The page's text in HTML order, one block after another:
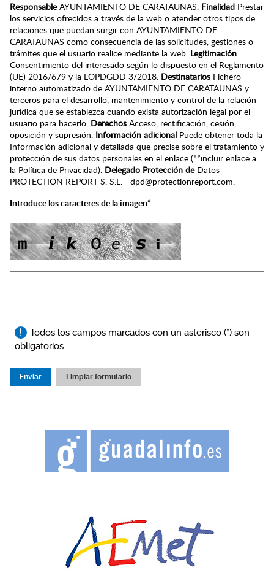
ResponsableAYUNTAMIENTO DE CARATAUNAS. Finalidad Prestar
los servicios ofrecidos a través de la web o atender otros tipos de
relaciones que puedan surgir con AYUNTAMIENTO DE
CARATAUNAS como consecuencia de las solicitudes, gestiones o
trámites que el usuario realice mediante la web. Legitimación
Consentimiento del interesado según lo dispuesto en el Reglamento
(UE) 2016/679 y la LOPDGDD 3/2018. Destinatarios Fichero
interno automatizado de AYUNTAMIENTO DE CARATAUNAS y
terceros para el desarrollo, mantenimiento y control de la relación
jurídica que se establezca cuando exista autorización legal por el
usuario para hacerlo. Derechos Acceso, rectificación, cesión,
oposición y supresión. Información adicional Puede obtener toda la
Información adicional y detallada que precise sobre el tratamiento y
protección de sus datos personales en el enlace (**incluir enlace a
la Política de Privacidad). Delegado Protección de Datos
PROTECTION REPORT S. S.L. - dpd@protectionreport.com.
Introduce los caracteres de la imagen*
Todos los campos marcados con un asterisco (*) son
obligatorios.
Enviar Limpiar formulario